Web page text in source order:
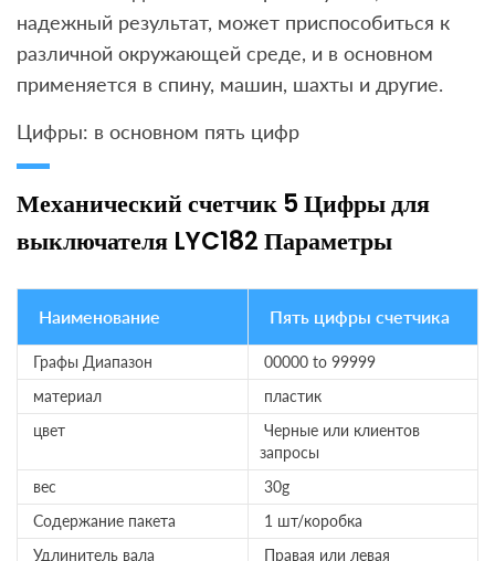
надежный результат, может приспособиться к
различной окружающей среде, и в основном
применяется в спину, машин, шахты и другие.
Цифры: в основном пять цифр
Механический счетчик 5 Цифры для
выключателя LYC182 Параметры
Наименование Пять цифры счетчика
Графы Диапазон
00000 to 99999
материал
пластик
цвет
Черные или клиентов
запросы
вес
30g
Содержание пакета
1 шт/коробка
Удлинитель вала
Правая или левая